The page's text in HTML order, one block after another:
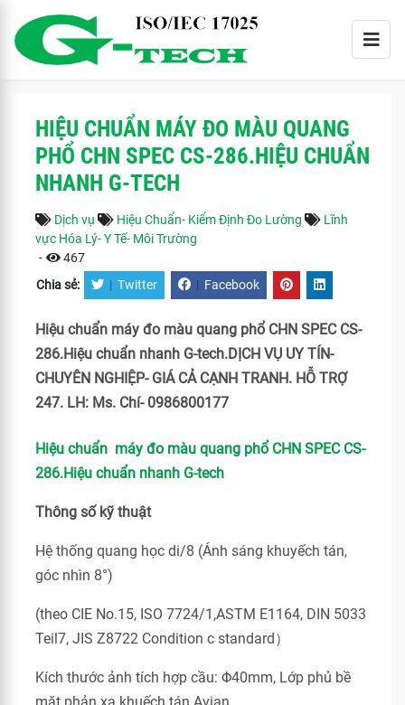
HIỆU CHUẨN MÁY ĐO MÀU QUANG
PHỔ CHN SPEC CS-286.HIỆU CHUẨN
NHANH G-TECH
Dịch vụ Hiệu Chuẩn- Kiểm Định Đo Lường
Lĩnh
vực Hóa Lý- Y Tế- Môi Trường
-
467
Chia sẻ: | Twitter | Facebook
Hiệu chuẩn máy đo màu quang phổ CHN SPEC CS-
286.Hiệu chuẩn nhanh G-tech.DỊCH VỤ UY TÍN-
CHUYÊN NGHIỆP- GIÁ CẢ CẠNH TRANH. HỖ TRỢ
247. LH: Ms. Chí- 0986800177
Hiệu chuẩn máy đo màu quang phổ CHN SPEC CS-
286.Hiệu chuẩn nhanh G-tech
Thông số kỹ thuật
Hệ thống quang học di/8 (Ánh sáng khuyếch tán,
góc nhìn 8°)
(theo CIE No.15, ISO 7724/1,ASTM E1164, DIN 5033
Teil7, JIS Z8722 Condition c standard）
Kích thước ảnh tích hợp cầu: Φ40mm, Lớp phủ bề